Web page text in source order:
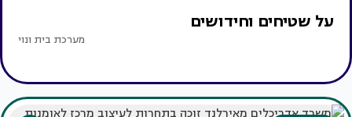
על שטיחים וחידושים
מערכת בית ונוי